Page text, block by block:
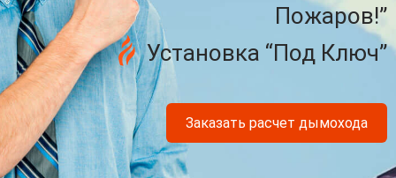
Пожаров!”
Установка “Под Ключ”
Заказать расчет дымохода